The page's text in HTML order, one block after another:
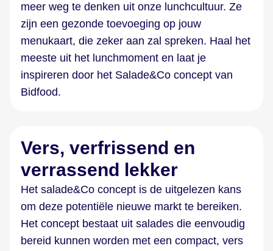
meer weg te denken uit onze lunchcultuur. Ze
zijn een gezonde toevoeging op jouw
menukaart, die zeker aan zal spreken. Haal het
meeste uit het lunchmoment en laat je
inspireren door het Salade&Co concept van
Bidfood.
Vers, verfrissend en
verrassend lekker
Het salade&Co concept is de uitgelezen kans
om deze potentiële nieuwe markt te bereiken.
Het concept bestaat uit salades die eenvoudig
bereid kunnen worden met een compact, vers